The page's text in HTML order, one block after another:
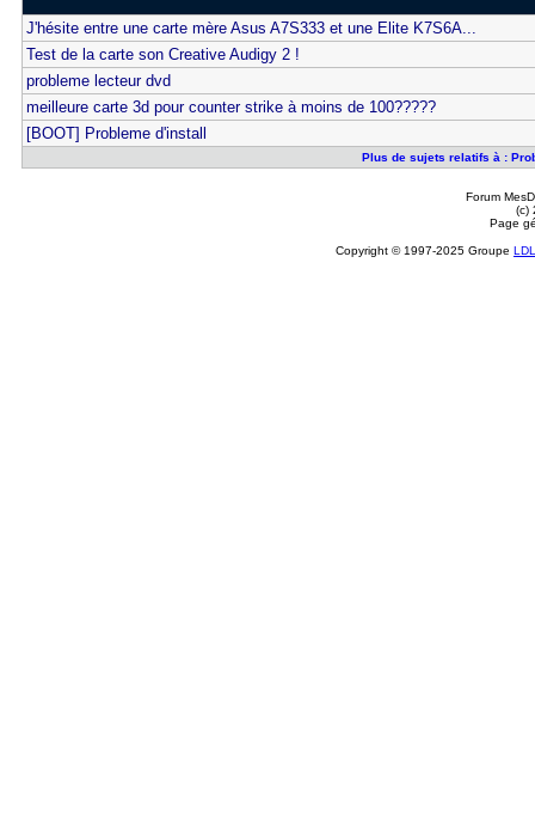
J'hésite entre une carte mère Asus A7S333 et une Elite K7S6A...
Test de la carte son Creative Audigy 2 !
probleme lecteur dvd
meilleure carte 3d pour counter strike à moins de 100?????
[BOOT] Probleme d'install
Plus de sujets relatifs à :
Forum
(c)
Page
Copyright © 1997-2025 Groupe